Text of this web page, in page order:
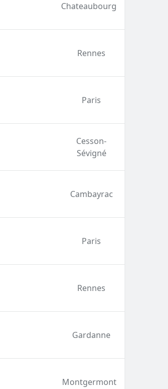
Chateaubourg
Rennes
Paris
Cesson-
Sévigné
Cambayrac
Paris
Rennes
Gardanne
Montgermont